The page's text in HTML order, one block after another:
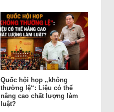
Quốc hội họp „không
thường lệ“: Liệu có thể
nâng cao chất lượng làm
luật?